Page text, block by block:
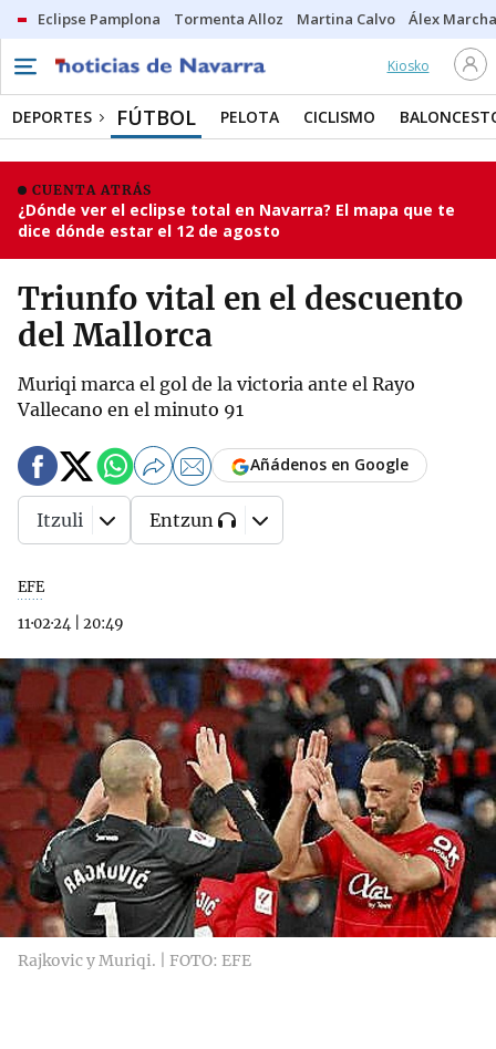
Eclipse Pamplona Tormenta Alloz Martina Calvo Álex
Kiosko
DEPORTES FÚTBOL PELOTA CICLISMO
CUENTA ATRÁS
¿Dónde ver el eclipse total en Navarra? El mapa que te
dice dónde estar el 12 de agosto
Triunfo vital en el descuento
del Mallorca
Muriqi marca el gol de la victoria ante el Rayo
Vallecano en el minuto 91
EFE
11·02·24
20:49
Añádenos en Google
Itzuli Entzun
Rajkovic y Muriqi. | FOTO: EFE